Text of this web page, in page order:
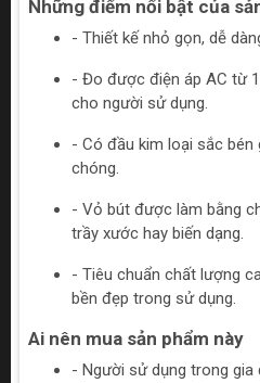
Những điểm nổi bật của
- Thiết kế nhỏ gọn, dễ
- Đo được điện áp AC từ
cho người sử dụng.
- Có đầu kim loại sắc bén
chóng.
- Vỏ bút được làm bằng
trầy xước hay biến dạng.
- Tiêu chuẩn chất lượng
bền đẹp trong sử dụng.
Ai nên mua sản phẩm này
- Người sử dụng trong gia